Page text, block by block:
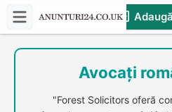
Avocați
"Forest Solicitors oferă